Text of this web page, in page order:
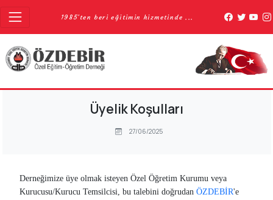
1985'ten beri eğitimin hizmetinde ...
Üyelik Koşulları
27/06/2025
Derneğimize üye olmak isteyen Özel Öğretim Kurumu veya
Kurucusu/Kurucu Temsilcisi, bu talebini doğrudan ÖZDEBİR'e